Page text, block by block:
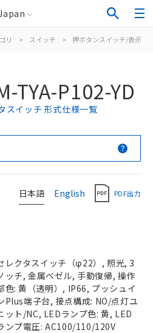
リ > スイッチ > 押ボタンスイッチ/表示灯
TYA-P102-YD
スイッチ 形式仕様一覧
日本語 English PDF出力
レクタスイッチ（φ22）, 照光, 3
ッチ, 金属ベゼル, 手動復帰, 操作
色: 黄（透明）, IP66, プッシュイ
Plus端子台, 接点構成: NO/点灯ユ
ット/NC, LEDランプ色: 黄, LED
ンプ電圧: AC100/110/120V